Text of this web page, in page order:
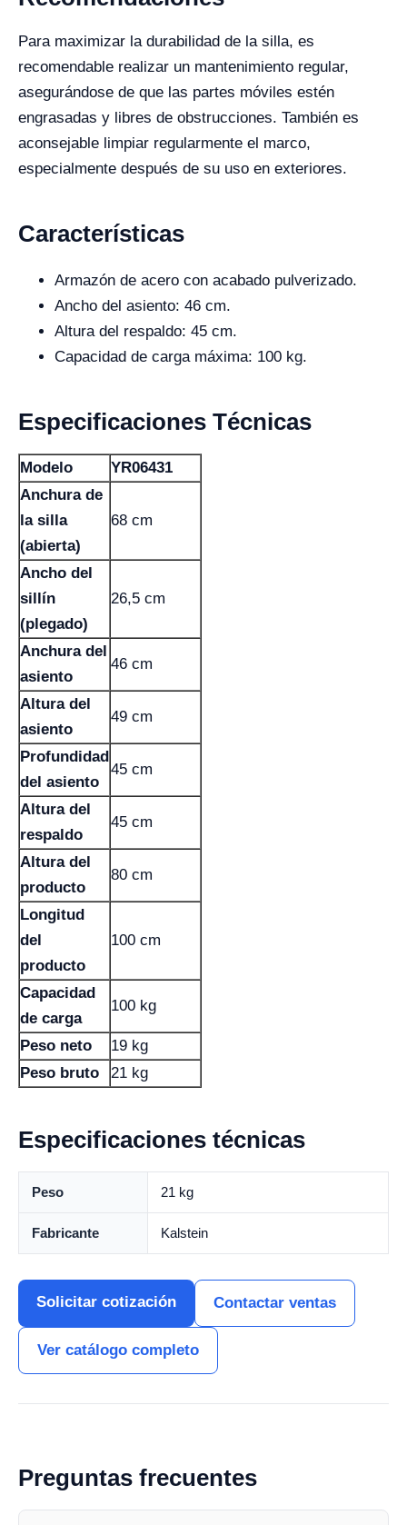
Para maximizar la durabilidad de la silla, es
recomendable realizar un mantenimiento regular,
asegurándose de que las partes móviles estén
engrasadas y libres de obstrucciones. También es
aconsejable limpiar regularmente el marco,
especialmente después de su uso en exteriores.
Características
Armazón de acero con acabado pulverizado.
Ancho del asiento: 46 cm.
Altura del respaldo: 45 cm.
Capacidad de carga máxima: 100 kg.
Especificaciones Técnicas
Modelo
YR06431
Anchura de
la silla
(abierta)
68 cm
Ancho del
sillín
(plegado)
26,5 cm
Anchura del
asiento
46 cm
Altura del
asiento
49 cm
Profundidad
del asiento
45 cm
Altura del
respaldo
45 cm
Altura del
producto
80 cm
Longitud
del
producto
100 cm
Capacidad
de carga
100 kg
Peso neto
19 kg
Peso bruto
21 kg
Especificaciones técnicas
Peso 21 kg
Fabricante Kalstein
Solicitar cotización Contactar ventas
Ver catálogo completo
Preguntas frecuentes